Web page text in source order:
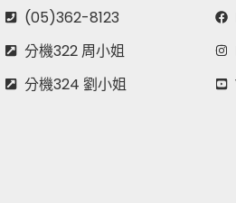
(05)362-8123
分機322 周小姐
分機324 劉小姐